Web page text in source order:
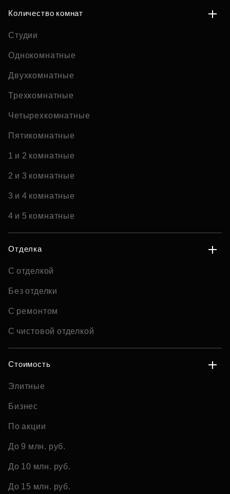
Количество комнат
Студии
Однокомнатные
Двухкомнатные
Трехкомнатные
Четырехкомнатные
Пятикомнатные
1 и 2 комнатные
2 и 3 комнатные
3 и 4 комнатные
4 и 5 комнатные
Отделка
С отделкой
Без отделки
С ремонтом
С чистовой отделкой
Стоимость
Элитные
Бизнес
По акции
До 9 млн. руб.
До 10 млн. руб.
До 15 млн. руб.